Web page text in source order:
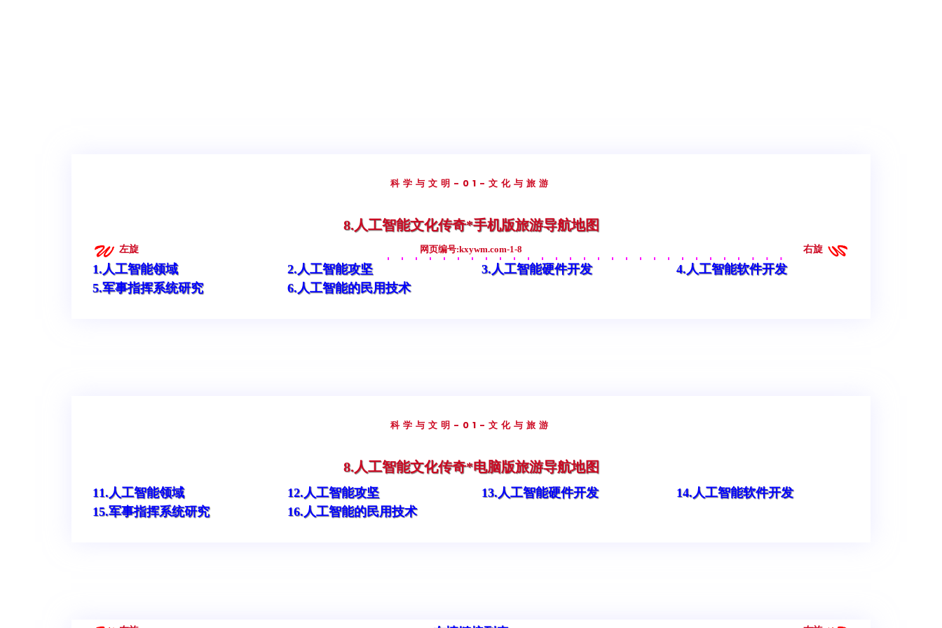
科学与文明 -01-文化与旅游
8.人工智能文化传奇*手机版旅游导航地图
左旋 网页编号:kxywm.com-1-8 右旋
1.人工智能领域 2.人工智能攻坚 3.人工智能硬件开发
4.人工智能软件开发
5.军事指挥系统研究
6.人工智能的民用技术
科学与文明 -01-文化与旅游
8.人工智能文化传奇*电脑版旅游导航地图
11.人工智能领域 12.人工智能攻坚 13.人工智能硬件开发
14.人工智能软件开发
15.军事指挥系统研究
16.人工智能的民用技术